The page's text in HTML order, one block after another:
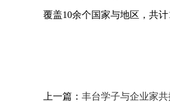
覆盖10余个国家与地区，共
上一篇： 丰台学子与企业家